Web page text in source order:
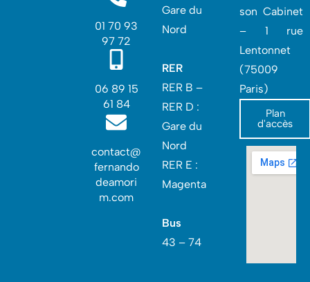
01 70 93
97 72
06 89 15
61 84
contact@
fernando
deamori
m.com
Gare du
Nord
RER
RER B –
RER D :
Gare du
Nord‎
RER E :
Magenta
Bus
43 – 74
son Cabinet
– 1 rue
Lentonnet
(75009
Paris)
Plan
d'accès